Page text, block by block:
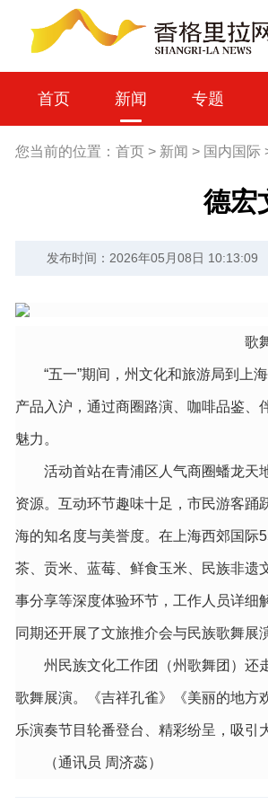
首页 新闻 专题
您当前的位置： 首页 > 新闻 > 国内国际
德宏
发布时间：2026年05月08日 10:13:09
歌
“五一”期间，州文化和旅游局到上
产品入沪，通过商圈路演、咖啡品鉴
魅力。
活动首站在青浦区人气商圈蟠龙天
资源。互动环节趣味十足，市民游客踊
海的知名度与美誉度。在上海西郊国际
茶、贡米、蓝莓、鲜食玉米、民族非遗
事分享等深度体验环节，工作人员详细
同期还开展了文旅推介会与民族歌舞展
州民族文化工作团（州歌舞团）还
歌舞展演。《吉祥孔雀》《美丽的地方
乐演奏节目轮番登台、精彩纷呈，吸引
（通讯员 周济蕊）